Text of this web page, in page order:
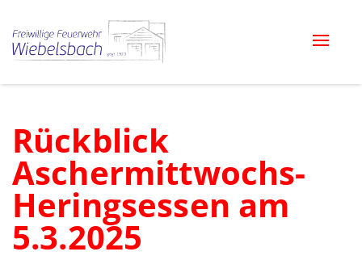
Toggle
Rückblick
Aschermittwochs-
Heringsessen am
5.3.2025